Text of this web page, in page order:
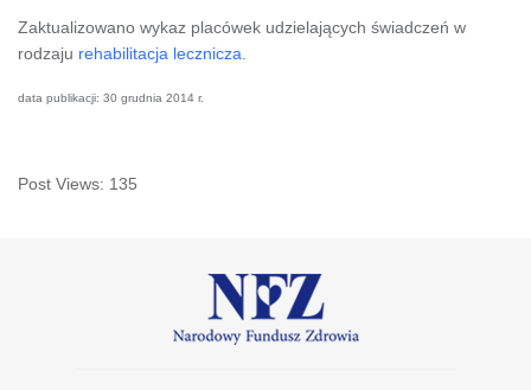
Zaktualizowano wykaz placówek udzielających świadczeń w
rodzaju rehabilitacja lecznicza
data publikacji: 30 grudnia 2014 r.
Post Views: 135